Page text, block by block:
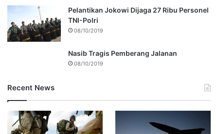
Pelantikan Jokowi Dijaga 27 Ribu Personel
TNI-Polri
08/10/2019
Nasib Tragis Pemberang Jalanan
08/10/2019
Recent News